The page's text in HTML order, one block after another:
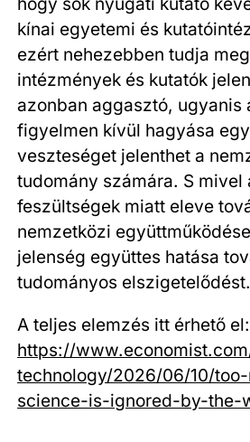
kínai egyetemi és
ezért nehezebben tudja
intézmények és kutatók
azonban aggasztó, ugyanis
figyelmen kívül hagyása
veszteséget jelenthet a
tudomány számára. S mivel
feszültségek miatt eleve
nemzetközi
jelenség együttes hatása
tudományos elszigetelődést.
A teljes elemzés itt érhető el:
https://
technology/2026/06/10/
science-is-ignored-by-the-